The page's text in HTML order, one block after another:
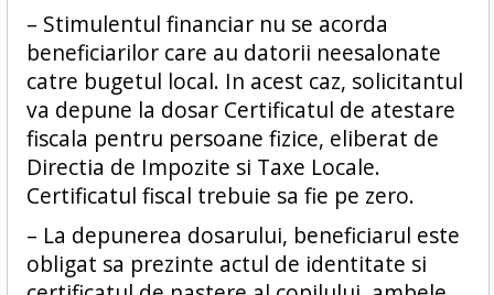
– Stimulentul financiar nu se acorda
beneficiarilor care au datorii neesalonate
catre bugetul local. In acest caz, solicitantul
va depune la dosar Certificatul de atestare
fiscala pentru persoane fizice, eliberat de
Directia de Impozite si Taxe Locale.
Certificatul fiscal trebuie sa fie pe zero.
– La depunerea dosarului, beneficiarul este
obligat sa prezinte actul de identitate si